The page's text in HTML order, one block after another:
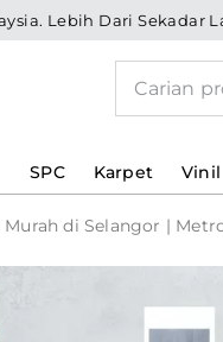
Lebih Dari Sekadar
SPC Karpet Vinil
di Selangor |